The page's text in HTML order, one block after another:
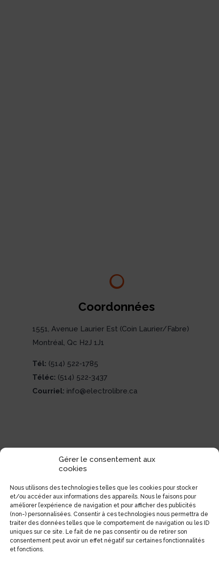
Gérer le consentement aux
cookies
Nous utilisons des technologies telles que les cookies pour stocker
et/ou accéder aux informations des appareils. Nous le faisons pour
améliorer l’expérience de navigation et pour afficher des publicités
(non-) personnalisées. Consentir à ces technologies nous permettra de
traiter des données telles que le comportement de navigation ou les ID
uniques sur ce site. Le fait de ne pas consentir ou de retirer son
consentement peut avoir un effet négatif sur certaines fonctionnalités
et fonctions.
Coordonnées
1551, Avenue Laurier Est (Coin Laurier/Fabre)
Montréal, Qc H2J 1J1
Tél: (514) 522-1785
Téléc: (514) 522-3437
Courriel: info@electrolibre.ca